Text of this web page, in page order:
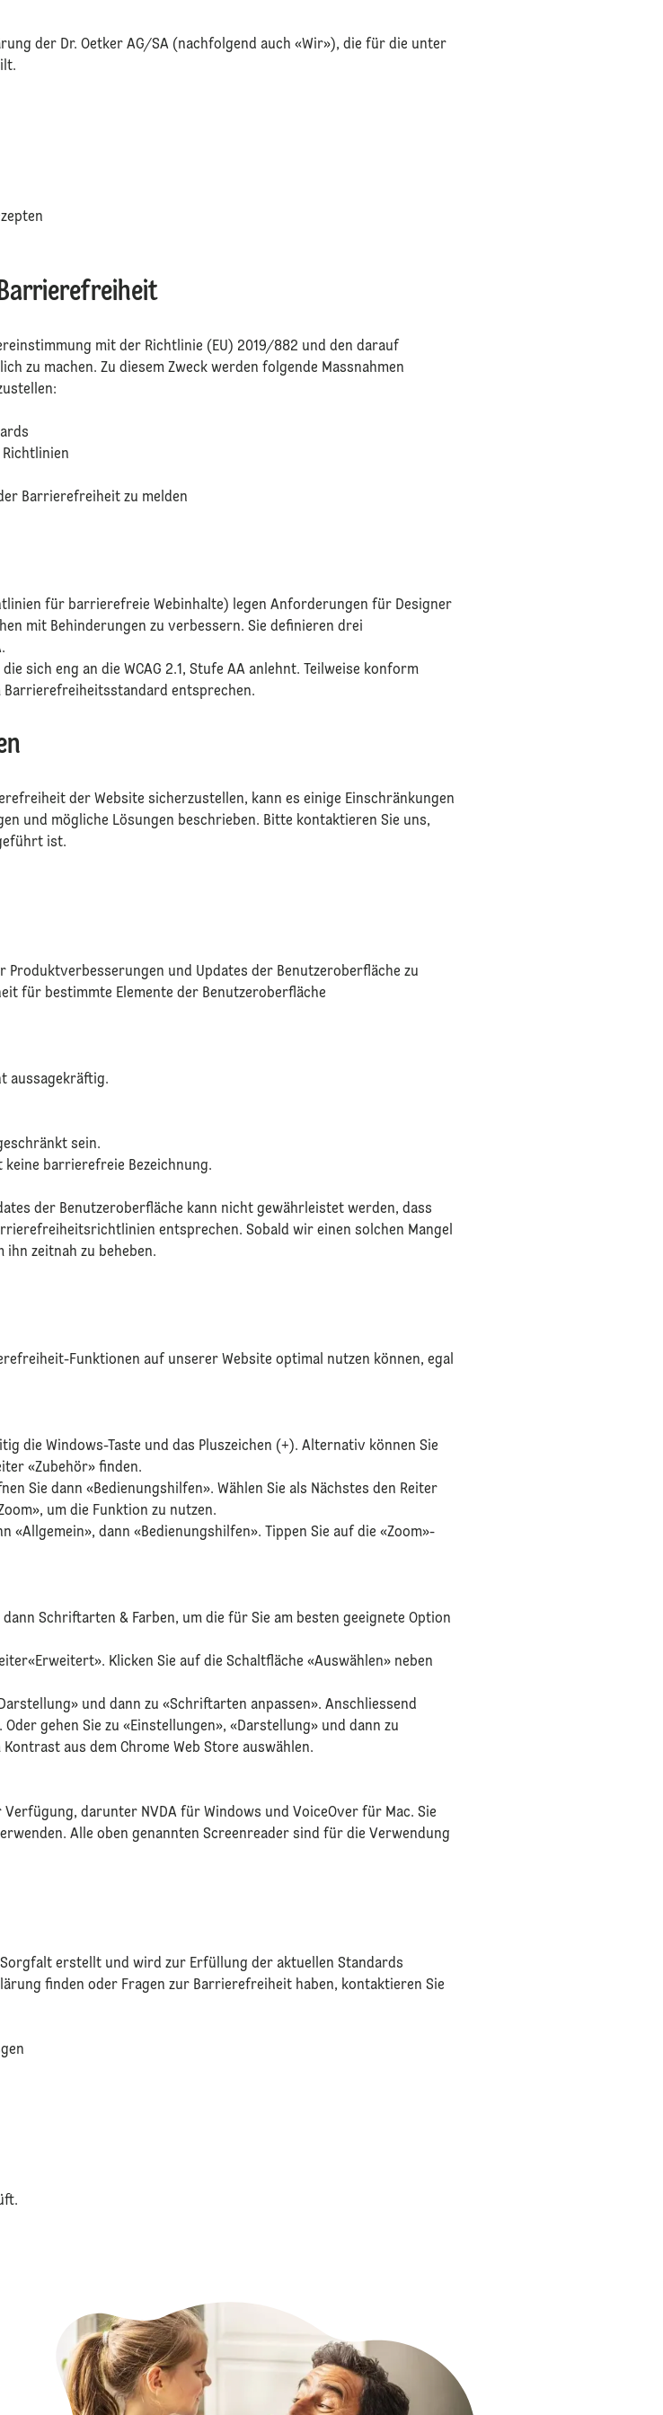
der Dr. Oetker AG/SA (nachfolgend auch «Wir»), die für die unter
mit der Richtlinie (EU) 2019/882 und den darauf
zu machen. Zu diesem Zweck werden folgende Massnahmen
Barrierefreiheit zu melden
für barrierefreie Webinhalte) legen Anforderungen für Designer
mit Behinderungen zu verbessern. Sie definieren drei
sich eng an die WCAG 2.1, Stufe AA anlehnt. Teilweise konform
Barrierefreiheitsstandard entsprechen.
der Website sicherzustellen, kann es einige Einschränkungen
und mögliche Lösungen beschrieben. Bitte kontaktieren Sie uns,
ist.
Produktverbesserungen und Updates der Benutzeroberfläche zu
für bestimmte Elemente der Benutzeroberfläche
aussagekräftig.
sein.
keine barrierefreie Bezeichnung.
der Benutzeroberfläche kann nicht gewährleistet werden, dass
entsprechen. Sobald wir einen solchen Mangel
zeitnah zu beheben.
Funktionen auf unserer Website optimal nutzen können, egal
die Windows-Taste und das Pluszeichen (+). Alternativ können Sie
«Zubehör» finden.
Sie dann «Bedienungshilfen». Wählen Sie als Nächstes den Reiter
um die Funktion zu nutzen.
«Allgemein», dann «Bedienungshilfen». Tippen Sie auf die «Zoom»-
Schriftarten & Farben, um die für Sie am besten geeignete Option
Klicken Sie auf die Schaltfläche «Auswählen» neben
und dann zu «Schriftarten anpassen». Anschliessend
gehen Sie zu «Einstellungen», «Darstellung» und dann zu
aus dem Chrome Web Store auswählen.
darunter NVDA für Windows und VoiceOver für Mac. Sie
Alle oben genannten Screenreader sind für die Verwendung
erstellt und wird zur Erfüllung der aktuellen Standards
finden oder Fragen zur Barrierefreiheit haben, kontaktieren Sie